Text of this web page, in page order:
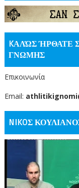
KΑΛΏΣ ΉΡΘΑΤΕ
ΓΝΩΜΗΣ
Επικοινωνία
Email:
NIKOΣ